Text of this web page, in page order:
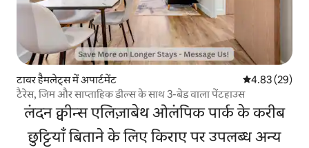
टावर हैमलेट्स में अपार्टमेंट औसत रेटिंग 5 में
4.83 (29)
टैरेस, जिम और साप्ताहिक डील्स के साथ 3-बेड वाला पेंटहाउस
लंदन क्वीन्स एलिज़ाबेथ ओलंपिक पार्क के करीब
छुट्टियाँ बिताने के लिए किराए पर उपलब्ध अन्य